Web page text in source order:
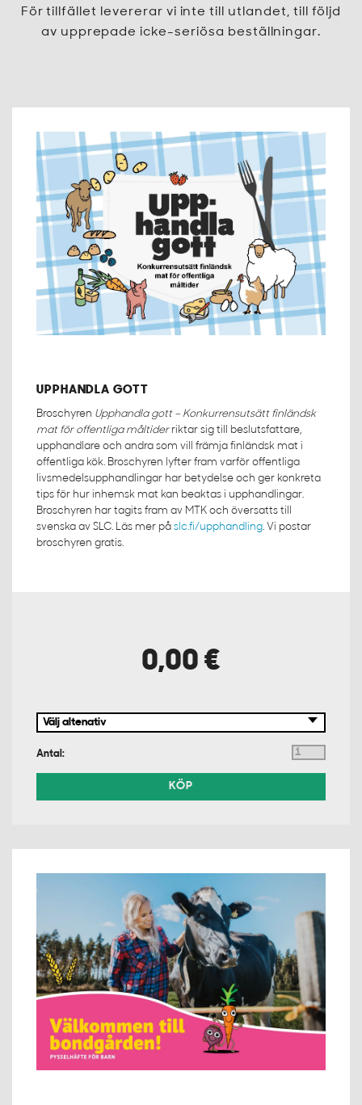
För tillfället levererar vi inte till utlandet, till följd
av upprepade icke-seriösa beställningar.
UPPHANDLA GOTT
Broschyren Upphandla gott – Konkurrensutsätt finländsk
mat för offentliga måltider riktar sig till beslutsfattare,
upphandlare och andra som vill främja finländsk mat i
offentliga kök. Broschyren lyfter fram varför offentliga
livsmedelsupphandlingar har betydelse och ger konkreta
tips för hur inhemsk mat kan beaktas i upphandlingar.
Broschyren har tagits fram av MTK och översatts till
svenska av SLC. Läs mer på slc.fi/upphandling. Vi postar
broschyren gratis.
0,00 €
Antal:
KÖP